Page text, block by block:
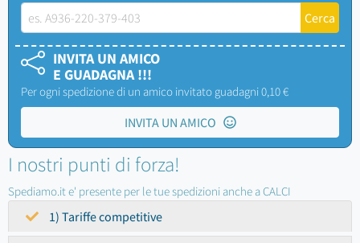
INVITA UN AMICO
E GUADAGNA !!!
Per ogni spedizione di un amico invitato guadagni 0,10 €
INVITA UN AMICO
I nostri punti di forza!
Spediamo.it e' presente per le tue spedizioni anche a CALCI
1) Tariffe competitive